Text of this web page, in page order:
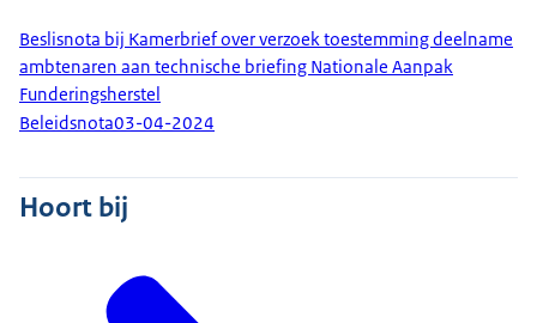
Beslisnota bij Kamerbrief over verzoek toestemming deelname
ambtenaren aan technische briefing Nationale Aanpak
Funderingsherstel
Beleidsnota03-04-2024
Hoort bij